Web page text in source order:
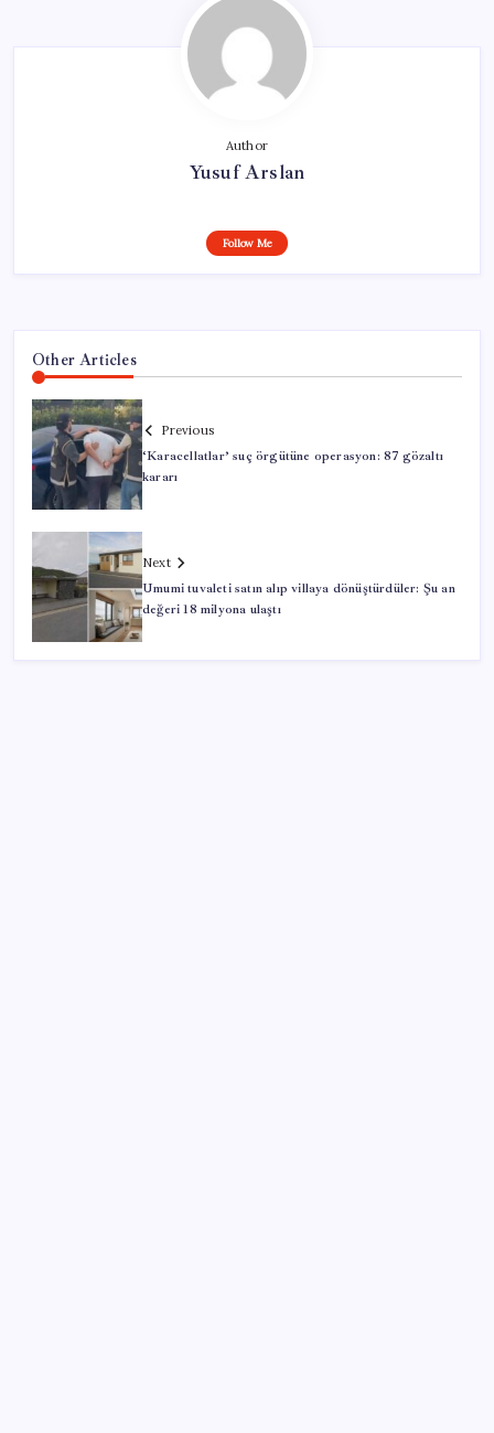
Author
Yusuf Arslan
Follow Me
Other Articles
Previous
‘Karacellatlar’ suç örgütüne operasyon: 87 gözaltı
kararı
Next
Umumi tuvaleti satın alıp villaya dönüştürdüler: Şu an
değeri 18 milyona ulaştı